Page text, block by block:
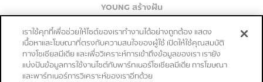
YOUNG สร้างฝัน
ปลุก PASSION ปั้น SUCCESS
ติดต่อเรา
เราใช้คุกกี้เพื่อช่วยให้ไซต์ของเราทำงานได้อย่างถูกต้อง แสดง
เนื้อหาและโฆษณาที่ตรงกับความสนใจของผู้ใช้ เปิดให้ใช้คุณสมบัติ
ทางโซเชียลมีเดีย และเพื่อวิเคราะห์การเข้าถึงข้อมูลของเรา เรายัง
แบ่งปันข้อมูลการใช้งานไซต์กับพาร์ทเนอร์โซเชียลมีเดีย การโฆษณา
และพาร์ทเนอร์การวิเคราะห์ของเราอีกด้วย